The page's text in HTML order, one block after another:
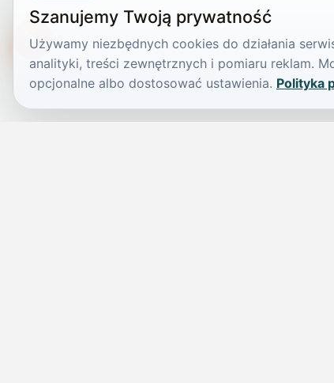
Szanujemy Twoją prywatność
Używamy niezbędnych cookies do działania
analityki, treści zewnętrznych i pomiaru reklam.
opcjonalne albo dostosować ustawienia. Polityka
TikTokowa Jelonka